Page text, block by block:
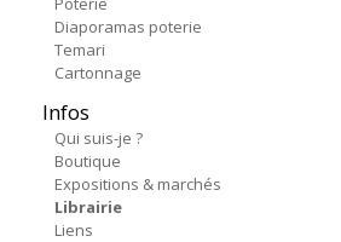
Diaporamas poterie
Temari
Cartonnage
Infos
Qui suis-je ?
Boutique
Expositions & marchés
Librairie
Liens